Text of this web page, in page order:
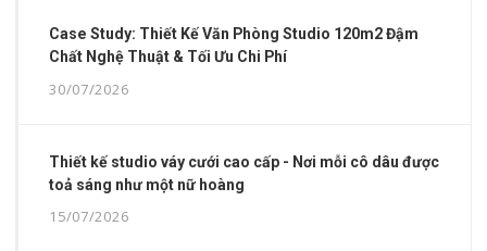
Case Study: Thiết Kế Văn Phòng Studio 120m2 Đậm
Chất Nghệ Thuật & Tối Ưu Chi Phí
30/07/2026
Thiết kế studio váy cưới cao cấp - Nơi mỗi cô dâu được
toả sáng như một nữ hoàng
15/07/2026